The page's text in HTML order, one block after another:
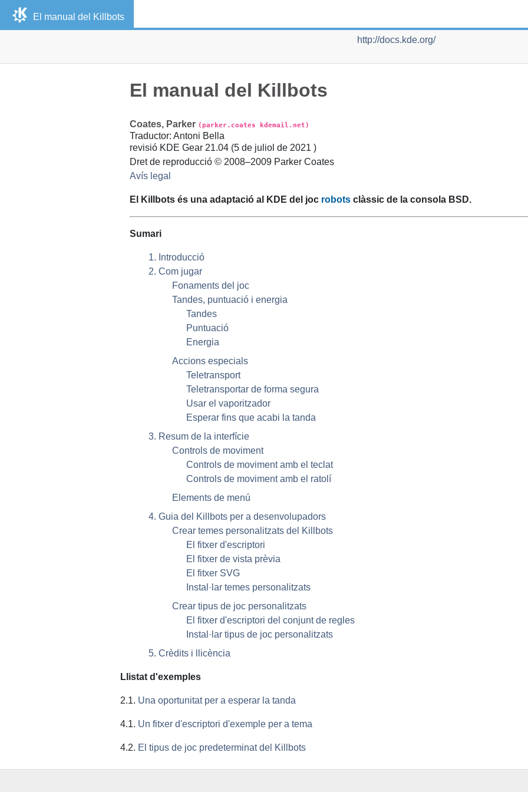
El manual del Killbots
http://docs.kde.org/
El manual del Killbots
Coates, Parker (parker.coates kdemail.net)
Traductor: Antoni Bella
revisió KDE Gear 21.04 (5 de juliol de 2021 )
Dret de reproducció © 2008–2009 Parker Coates
Avís legal
El Killbots és una adaptació al KDE del joc robots clàssic de la consola BSD.
Sumari
1. Introducció
2. Com jugar
Fonaments del joc
Tandes, puntuació i energia
Tandes
Puntuació
Energia
Accions especials
Teletransport
Teletransportar de forma segura
Usar el vaporitzador
Esperar fins que acabi la tanda
3. Resum de la interfície
Controls de moviment
Controls de moviment amb el teclat
Controls de moviment amb el ratolí
Elements de menú
4. Guia del Killbots per a desenvolupadors
Crear temes personalitzats del Killbots
El fitxer d'escriptori
El fitxer de vista prèvia
El fitxer SVG
Instal·lar temes personalitzats
Crear tipus de joc personalitzats
El fitxer d'escriptori del conjunt de regles
Instal·lar tipus de joc personalitzats
5. Crèdits i llicència
Llistat d'exemples
2.1. Una oportunitat per a esperar la tanda
4.1. Un fitxer d'escriptori d'exemple per a tema
4.2. El tipus de joc predeterminat del Killbots